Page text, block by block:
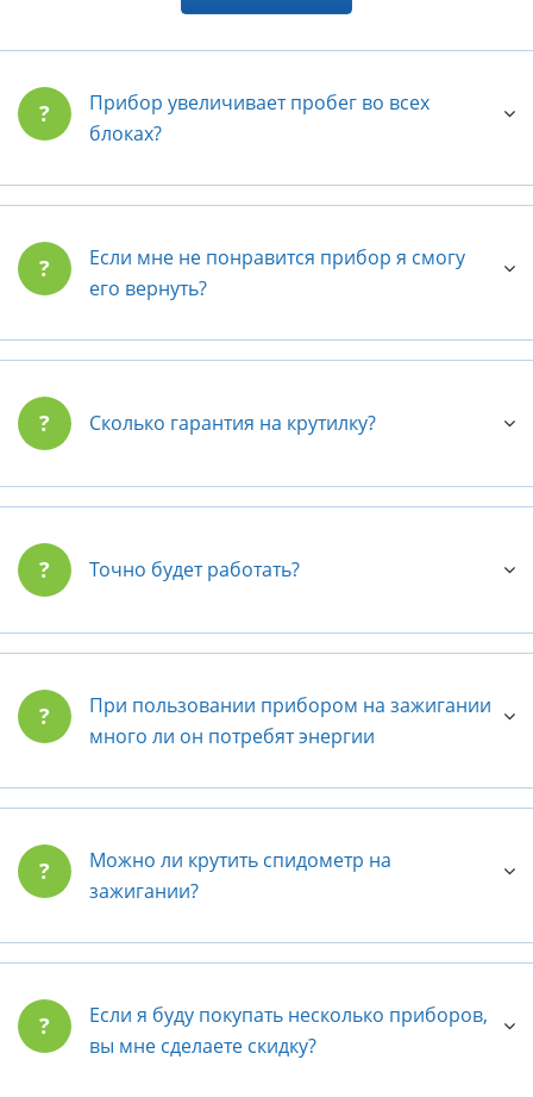
?
Прибор увеличивает пробег во всех
блоках?
?
Если мне не понравится прибор я смогу
его вернуть?
? Сколько гарантия на крутилку?
? Точно будет работать?
?
При пользовании прибором на зажигании
много ли он потребят энергии
?
Можно ли крутить спидометр на
зажигании?
?
Если я буду покупать несколько приборов,
вы мне сделаете скидку?